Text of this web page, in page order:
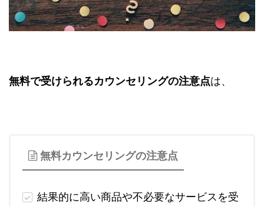
無料で受けられるカウンセリングの注意点は、
無料カウンセリングの注意点
結果的に高い商品や不必要なサービスを受